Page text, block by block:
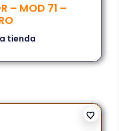
– MOD 71 –
tienda